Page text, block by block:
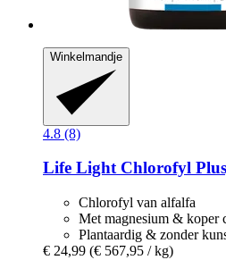
Winkelmandje
4.8 (8)
Life LightChlorofyl
Chlorofyl van alfalfa
Met magnesium & koper
Plantaardig & zonder
€ 24,99 (€ 567,95 / kg)